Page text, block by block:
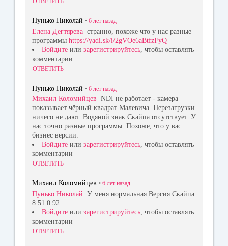
Пунько Николай • 6 лет назад
Елена Дегтярева странно, похоже что у нас разные
программы https://yadi.sk/i/2gVOe6aBtfzFyQ
Войдите или зарегистрируйтесь , чтобы оставлять
комментарии
ОТВЕТИТЬ
Пунько Николай • 6 лет назад
Михаил Коломийцев NDI не работает - камера
показывает чёрный квадрат Малевича. Перезагрузки
ничего не дают. Водяной знак Скайпа отсутствует. У
нас точно разные программы. Похоже, что у вас
бизнес версии.
Войдите или зарегистрируйтесь, чтобы оставлять
комментарии
ОТВЕТИТЬ
Михаил Коломийцев • 6 лет назад
Пунько Николай У меня нормальная Версия Скайпа
8.51.0.92
Войдите или зарегистрируйтесь , чтобы оставлять
комментарии
ОТВЕТИТЬ